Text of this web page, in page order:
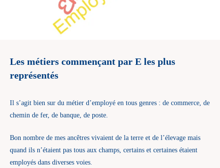
Les métiers commençant par E les plus
représentés
Il s’agit bien sur du métier d’employé en tous genres : de commerce, de
chemin de fer, de banque, de poste.
Bon nombre de mes ancêtres vivaient de la terre et de l’élevage mais
quand ils n’étaient pas tous aux champs, certains et certaines étaient
employés dans diverses voies.